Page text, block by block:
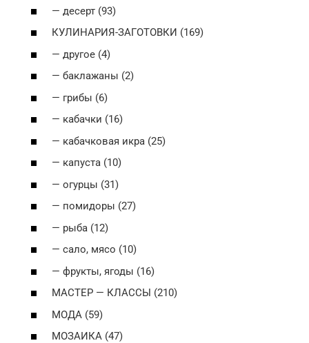
— десерт (93)
КУЛИНАРИЯ-ЗАГОТОВКИ (169)
— другое (4)
— баклажаны (2)
— грибы (6)
— кабачки (16)
— кабачковая икра (25)
— капуста (10)
— огурцы (31)
— помидоры (27)
— рыба (12)
— сало, мясо (10)
— фрукты, ягоды (16)
МАСТЕР — КЛАССЫ (210)
МОДА (59)
МОЗАИКА (47)